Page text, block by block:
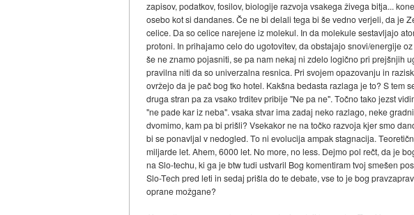
zapisov, podatkov, fosilov, biologije razvoja vsakega živega bitja...
osebo kot si dandanes. Če ne bi delali tega bi še vedno verjeli, da je
celice. Da so celice narejene iz molekul. In da molekule sestavljajo
protoni. In prihajamo celo do ugotovitev, da obstajajo snovi/energije
še ne znamo pojasniti, se pa nam nekaj ni zdelo logično pri prejšnjih
pravilna niti da so univerzalna resnica. Pri svojem opazovanju in
ovržejo da je pač bog tko hotel. Kakšna bedasta razlaga je to? S tem
druga stran pa za vsako trditev pribije "Ne pa ne". Točno tako jezst
"ne pade kar iz neba". vsaka stvar ima zadaj neko razlago, neke
dvomimo, kam pa bi prišli? Vsekakor ne na točko razvoja kjer smo
bi se ponavljal v nedogled. To ni evolucija ampak stagnacija.
miljarde let. Ahem, 6000 let. No more, no less. Dejmo pol rečt, da je
na Slo-techu, ki ga je btw tudi ustvaril Bog komentiram tvoj smešen
Slo-Tech pred leti in sedaj prišla do te debate, vse to je bog
oprane možgane?